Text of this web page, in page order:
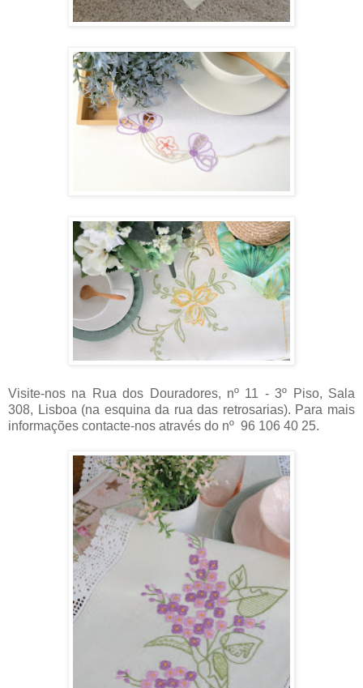
Visite-nos na Rua dos Douradores, nº 11 - 3º Piso, Sala
308, Lisboa (na esquina da rua das retrosarias). Para mais
informações contacte-nos através do nº 96 106 40 25.